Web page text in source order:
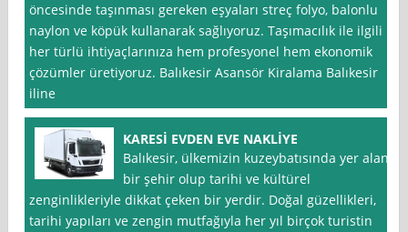
öncesinde taşınması gereken eşyaları streç folyo, balonlu
naylon ve köpük kullanarak sağlıyoruz. Taşımacılık ile ilgili
her türlü ihtiyaçlarınıza hem profesyonel hem ekonomik
çözümler üretiyoruz. Balıkesir Asansör Kiralama Balıkesir
iline
KARESİ EVDEN EVE NAKLİYE
Balıkesir, ülkemizin kuzeybatısında yer alan
bir şehir olup tarihi ve kültürel
zenginlikleriyle dikkat çeken bir yerdir. Doğal güzellikleri,
tarihi yapıları ve zengin mutfağıyla her yıl birçok turistin